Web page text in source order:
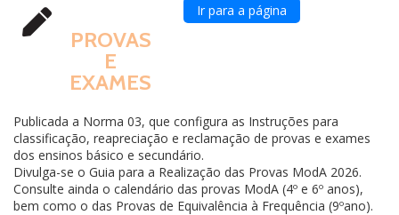
PROVAS
E
EXAMES
Ir para a página
Publicada a Norma 03, que configura as Instruções para
classificação, reapreciação e reclamação de provas e exames
dos ensinos básico e secundário.
Divulga-se o Guia para a Realização das Provas ModA 2026.
Consulte ainda o calendário das provas ModA (4º e 6º anos),
bem como o das Provas de Equivalência à Frequência (9ºano).